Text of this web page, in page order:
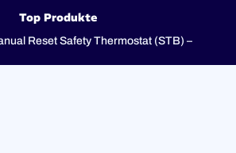
Top Produkte
Reset Safety Thermostat (STB) –